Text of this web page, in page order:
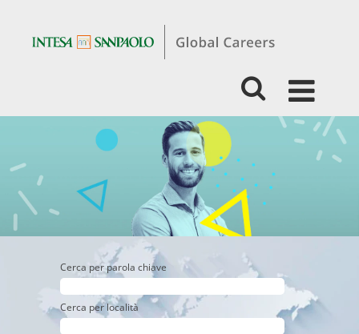
Students
Digital,
Tech
Management
Cerca per parola chiave
Cerca per località